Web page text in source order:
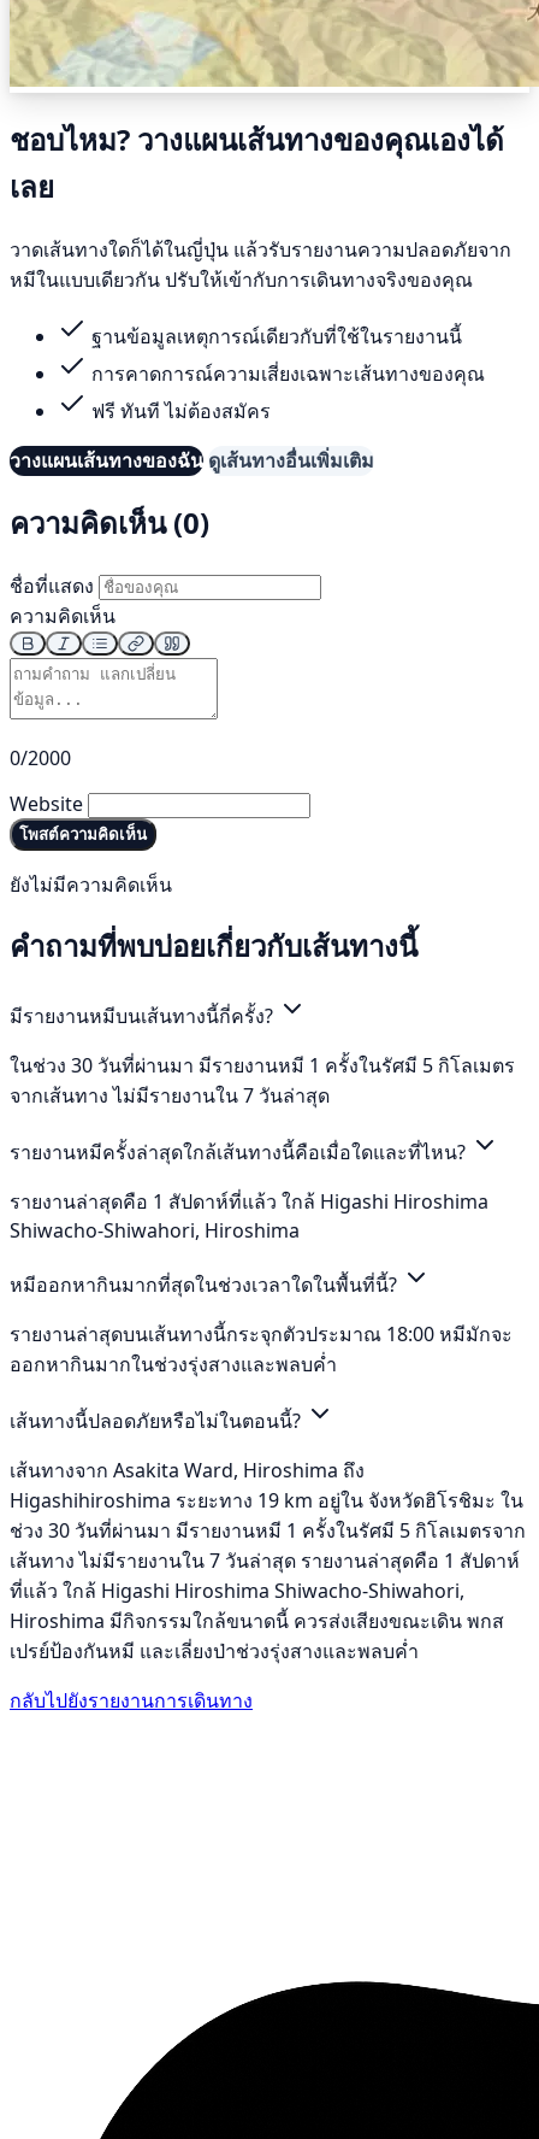
ชอบไหม? วางแผนเส้นทางของคุณเองได้
เลย
วาดเส้นทางใดก็ได้ในญี่ปุ่น แล้วรับรายงานความปลอดภัยจาก
หมีในแบบเดียวกัน ปรับให้เข้ากับการเดินทางจริงของคุณ
ฐานข้อมูลเหตุการณ์เดียวกับที่ใช้ในรายงานนี้
การคาดการณ์ความเสี่ยงเฉพาะเส้นทางของคุณ
ฟรี ทันที ไม่ต้องสมัคร
วางแผนเส้นทางของฉัน ดูเส้นทางอื่นเพิ่มเติม
ความคิดเห็น (0)
ชื่อที่แสดง
ความคิดเห็น
0/2000
Website
โพสต์ความคิดเห็น
ยังไม่มีความคิดเห็น
คำถามที่พบบ่อยเกี่ยวกับเส้นทางนี้
มีรายงานหมีบนเส้นทางนี้กี่ครั้ง?
ในช่วง 30 วันที่ผ่านมา มีรายงานหมี 1 ครั้งในรัศมี 5 กิโลเมตร
จากเส้นทาง ไม่มีรายงานใน 7 วันล่าสุด
รายงานหมีครั้งล่าสุดใกล้เส้นทางนี้คือเมื่อใดและที่ไหน?
รายงานล่าสุดคือ 1 สัปดาห์ที่แล้ว ใกล้ Higashi Hiroshima
Shiwacho-Shiwahori, Hiroshima
หมีออกหากินมากที่สุดในช่วงเวลาใดในพื้นที่นี้?
รายงานล่าสุดบนเส้นทางนี้กระจุกตัวประมาณ 18:00 หมีมักจะ
ออกหากินมากในช่วงรุ่งสางและพลบค่ำ
เส้นทางนี้ปลอดภัยหรือไม่ในตอนนี้?
เส้นทางจาก Asakita Ward, Hiroshima ถึง
Higashihiroshima ระยะทาง 19 km อยู่ใน จังหวัดฮิโรชิมะ ใน
ช่วง 30 วันที่ผ่านมา มีรายงานหมี 1 ครั้งในรัศมี 5 กิโลเมตรจาก
เส้นทาง ไม่มีรายงานใน 7 วันล่าสุด รายงานล่าสุดคือ 1 สัปดาห์
ที่แล้ว ใกล้ Higashi Hiroshima Shiwacho-Shiwahori,
Hiroshima มีกิจกรรมใกล้ขนาดนี้ ควรส่งเสียงขณะเดิน พกส
เปรย์ป้องกันหมี และเลี่ยงป่าช่วงรุ่งสางและพลบค่ำ
กลับไปยังรายงานการเดินทาง